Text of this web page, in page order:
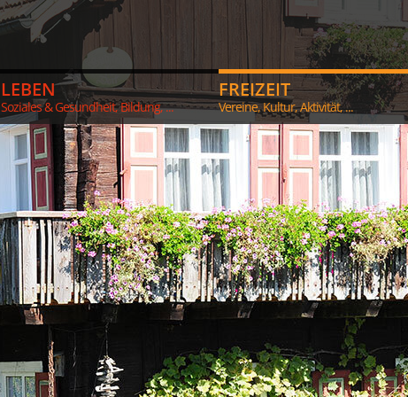
LEBEN
Soziales & Gesundheit, Bildung, ...
FREIZEIT
Vereine, Kultur, Aktivität, ...